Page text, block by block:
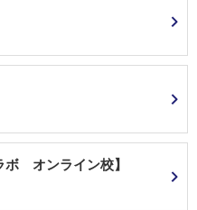
元育成枠）
Ⅱ(特別枠）
Ⅱ
校推薦
含む）・独・仏・中・韓から1
【国】 【情】情報Ⅰ 【地歴・公
政から1
り合格者を決定します。 書対に
研究の成果・研究に対する主体性や
考 適性試験 60分 面接・口述試
ボ オンライン校】